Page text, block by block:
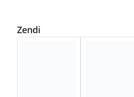
Zendi